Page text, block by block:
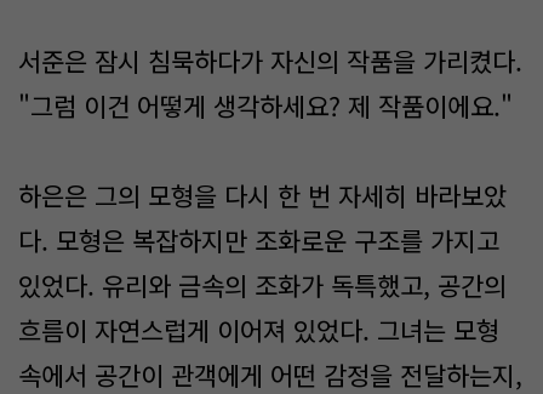
서준은 잠시 침묵하다가 자신의 작품을 가리켰다.
"그럼 이건 어떻게 생각하세요? 제 작품이에요."
하은은 그의 모형을 다시 한 번 자세히 바라보았
다. 모형은 복잡하지만 조화로운 구조를 가지고
있었다. 유리와 금속의 조화가 독특했고, 공간의
흐름이 자연스럽게 이어져 있었다. 그녀는 모형
속에서 공간이 관객에게 어떤 감정을 전달하는지,